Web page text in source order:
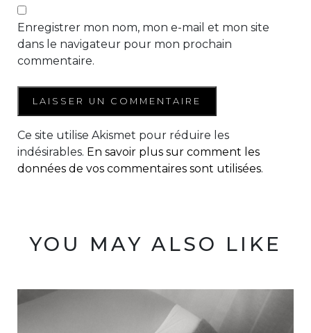
Enregistrer mon nom, mon e-mail et mon site
dans le navigateur pour mon prochain
commentaire.
Ce site utilise Akismet pour réduire les
indésirables. En savoir plus sur comment les
données de vos commentaires sont utilisées.
YOU MAY ALSO LIKE